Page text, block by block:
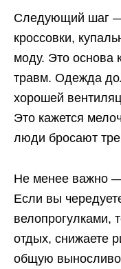
Следующий шаг
кроссовки,
моду. Это основа
травм. Одежда
хорошей
Это кажется
люди бросают
Не менее важно
Если вы
велопрогулками,
отдых, снижаете
общую